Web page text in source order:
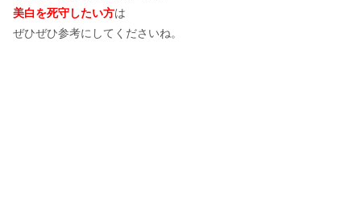
美白を死守したい方は
ぜひぜひ参考にしてくださいね。